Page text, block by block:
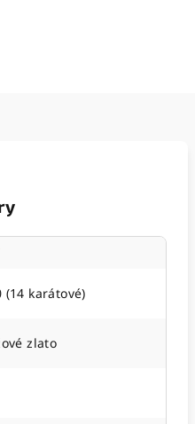
(14 karátové)
zlato